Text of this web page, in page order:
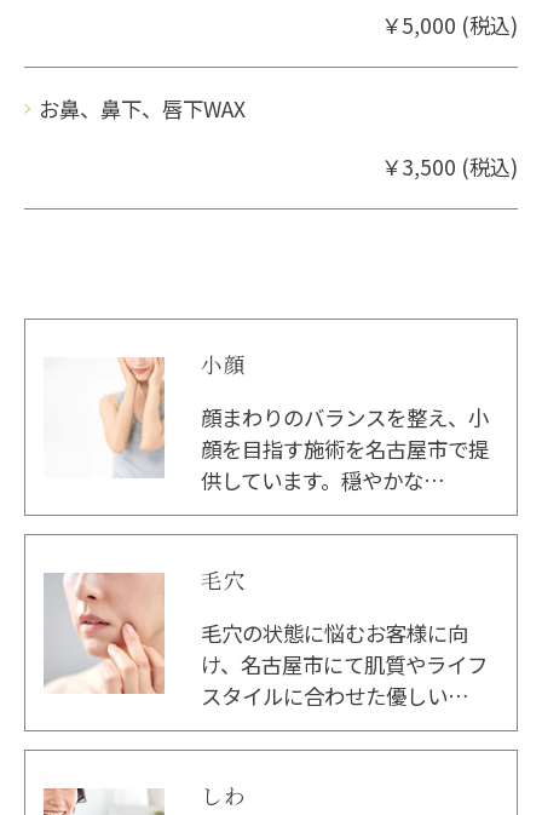
￥5,000 (税込)
お鼻、鼻下、唇下WAX
￥3,500 (税込)
小顔
顔まわりのバランスを整え、小
顔を目指す施術を名古屋市で提
供しています。穏やかな…
毛穴
毛穴の状態に悩むお客様に向
け、名古屋市にて肌質やライフ
スタイルに合わせた優しい…
しわ